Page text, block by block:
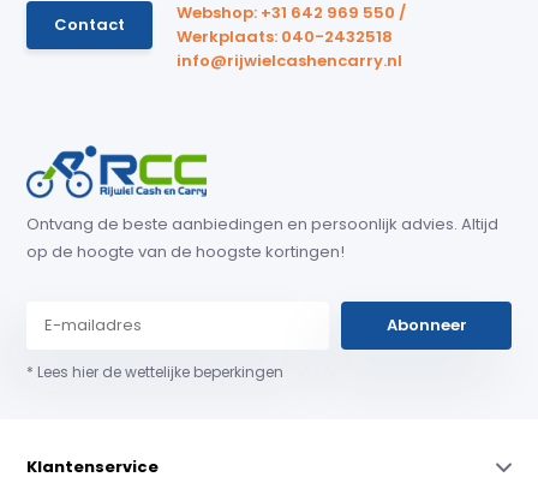
Contact
Webshop: +31 642 969 550 /
Werkplaats: 040-2432518
info@rijwielcashencarry.nl
Ontvang de beste aanbiedingen en persoonlijk advies. Altijd
op de hoogte van de hoogste kortingen!
Abonneer
* Lees hier de wettelijke beperkingen
Klantenservice